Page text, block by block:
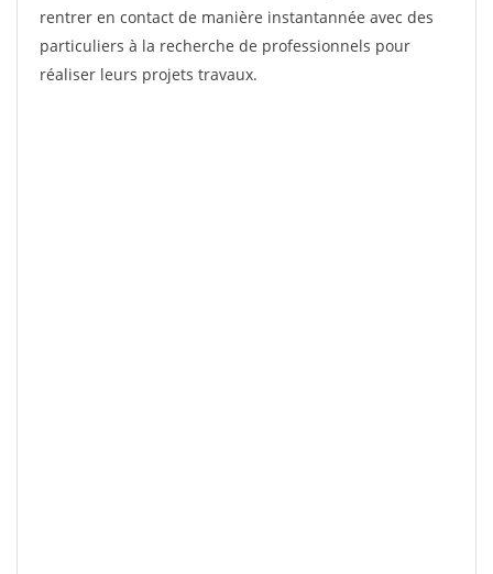
rentrer en contact de manière instantannée avec des
particuliers à la recherche de professionnels pour
réaliser leurs projets travaux.